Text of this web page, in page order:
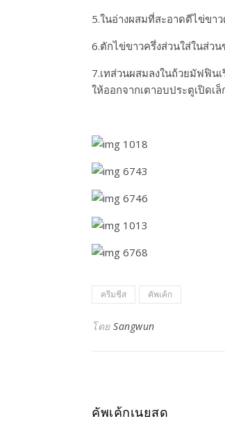
5.ในอ่างผสมที่สะอาดตีไข่ขา
6.ตักไข่ขาวครึ่งส่วนใส่ในส่ว
7.เทส่วนผสมลงในถ้วยมัฟฟิน
ให้ออกจากเตาอบประตูเปิดเ
ครีมชีส คัพเค้ก
โดย Sangwun
คัพเค้กเนยสด